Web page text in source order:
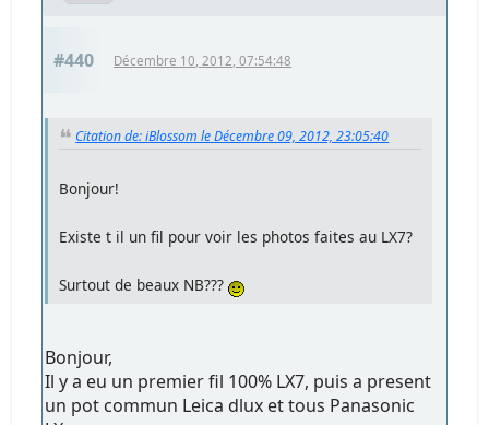
#440 Décembre 10, 2012, 07:54:48
Citation de: iBlossom le Décembre 09, 2012, 23:05:40
Bonjour!
Existe t il un fil pour voir les photos faites au LX7?
Surtout de beaux NB???
Bonjour,
Il y a eu un premier fil 100% LX7, puis a present
un pot commun Leica dlux et tous Panasonic